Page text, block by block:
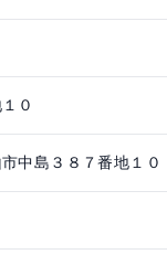
０
中島３８７番地１０